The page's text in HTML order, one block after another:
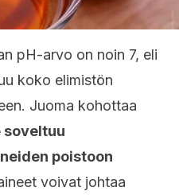
pH-arvo on noin 7, eli
koko elimistön
Juoma kohottaa
soveltuu
poistoon
voivat johtaa